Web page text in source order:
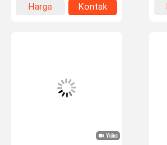
Harga
Kontak